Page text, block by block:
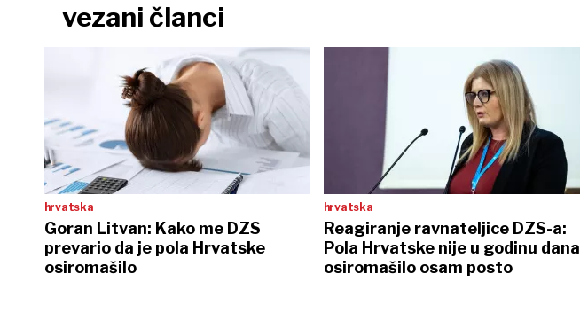
vezani članci
hrvatska
Goran Litvan: Kako me DZS
prevario da je pola Hrvatske
osiromašilo
hrvatska
Reagiranje ravnateljice DZS-a:
Pola Hrvatske nije u godinu dana
osiromašilo osam posto